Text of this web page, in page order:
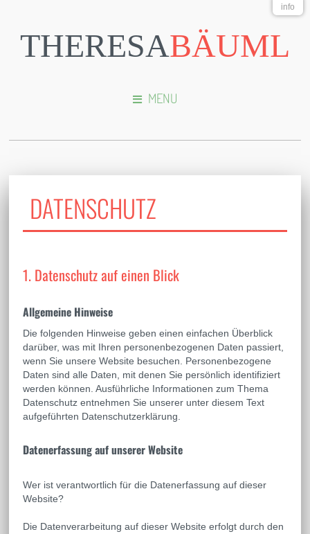
info
THERESABÄUML
MENU
DATENSCHUTZ
1. Datenschutz auf einen Blick
Allgemeine Hinweise
Die folgenden Hinweise geben einen einfachen Überblick
darüber, was mit Ihren personenbezogenen Daten passiert,
wenn Sie unsere Website besuchen. Personenbezogene
Daten sind alle Daten, mit denen Sie persönlich identifiziert
werden können. Ausführliche Informationen zum Thema
Datenschutz entnehmen Sie unserer unter diesem Text
aufgeführten Datenschutzerklärung.
Datenerfassung auf unserer Website
Wer ist verantwortlich für die Datenerfassung auf dieser
Website?
Die Datenverarbeitung auf dieser Website erfolgt durch den